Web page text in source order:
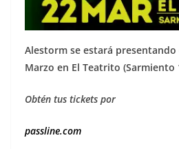
Alestorm se estará
Marzo en El Teatrito (Sarmiento
Obtén tus tickets por
passline.com